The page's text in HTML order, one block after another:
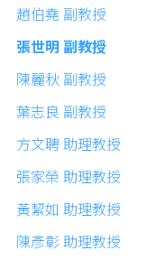
趙伯堯 副教授
張世明 副教授
陳麗秋 副教授
葉志良 副教授
方文聘 助理教授
張家榮 助理教授
黃絜如 助理教授
陳彥彰 助理教授